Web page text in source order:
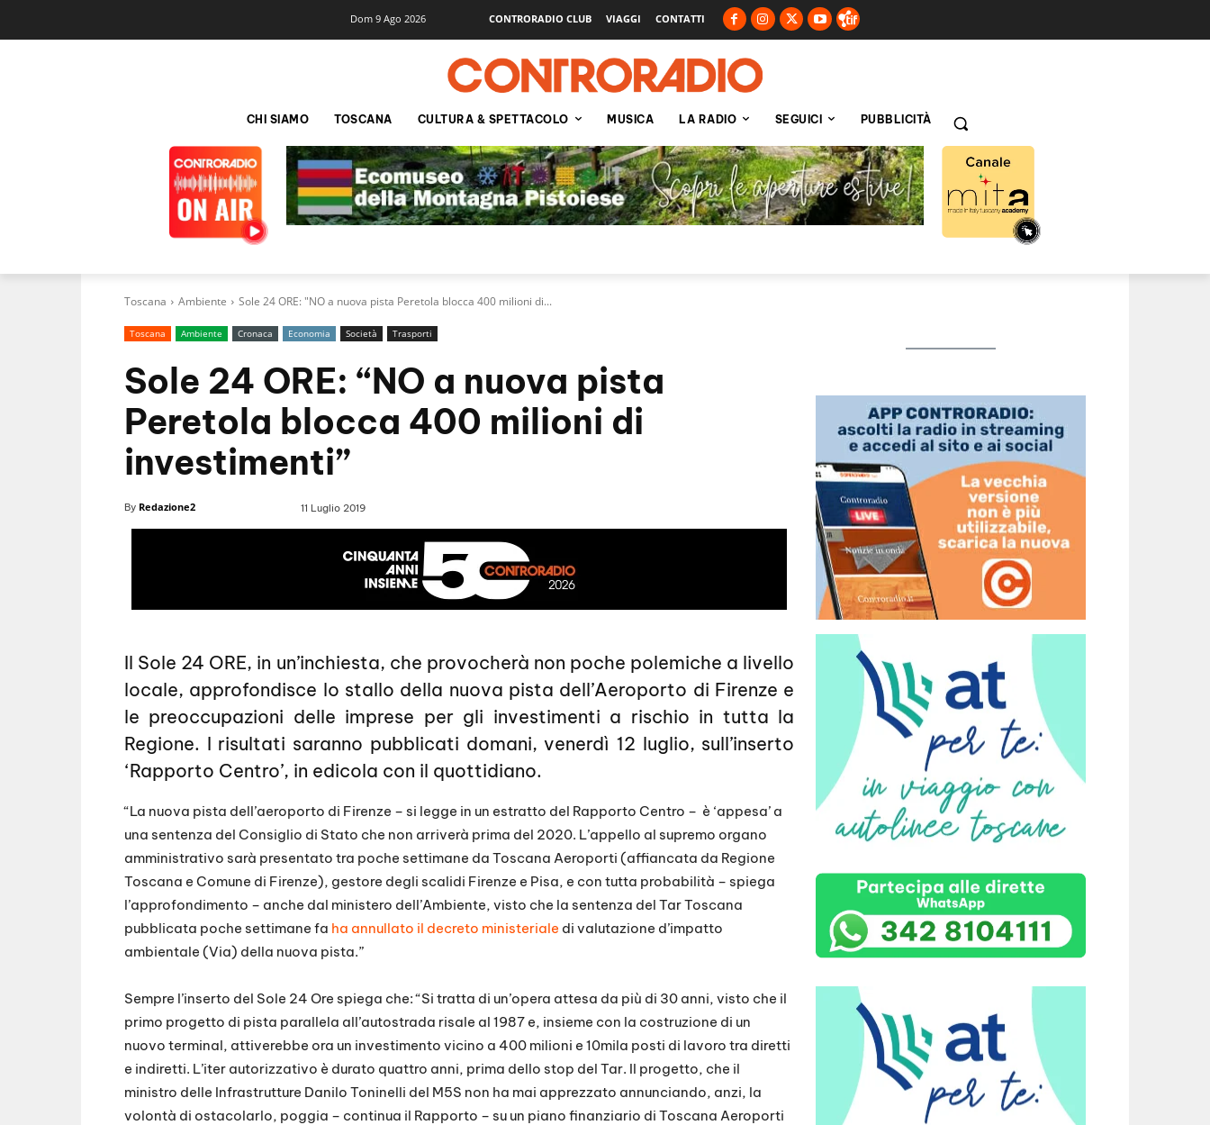
Dom 9 Ago 2026 CONTRORADIO CLUB VIAGGI CONTATTI
CHI SIAMO TOSCANA CULTURA & SPETTACOLO MUSICA LA RADIO SEGUICI PUBBLICITÀ
Toscana Ambiente Sole 24 ORE: "NO a nuova pista Peretola blocca 400 milioni di...
Toscana Ambiente Cronaca Economia Società Trasporti
Sole 24 ORE: “NO a nuova pista
Peretola blocca 400 milioni di
investimenti”
By Redazione2 11 Luglio 2019
Il Sole 24 ORE, in un’inchiesta, che provocherà non poche polemiche a livello
locale, approfondisce lo stallo della nuova pista dell’Aeroporto di Firenze e
le preoccupazioni delle imprese per gli investimenti a rischio in tutta la
Regione. I risultati saranno pubblicati domani, venerdì 12 luglio, sull’inserto
‘Rapporto Centro’, in edicola con il quottidiano.
“La nuova pista dell’aeroporto di Firenze – si legge in un estratto del Rapporto Centro – è ‘appesa’ a
una sentenza del Consiglio di Stato che non arriverà prima del 2020. L’appello al supremo organo
amministrativo sarà presentato tra poche settimane da Toscana Aeroporti (affiancata da Regione
Toscana e Comune di Firenze), gestore degli scalidi Firenze e Pisa, e con tutta probabilità – spiega
l’approfondimento – anche dal ministero dell’Ambiente, visto che la sentenza del Tar Toscana
pubblicata poche settimane fa ha annullato il decreto ministeriale di valutazione d’impatto
ambientale (Via) della nuova pista.”
Sempre l’inserto del Sole 24 Ore spiega che: “Si tratta di un’opera attesa da più di 30 anni, visto che il
primo progetto di pista parallela all’autostrada risale al 1987 e, insieme con la costruzione di un
nuovo terminal, attiverebbe ora un investimento vicino a 400 milioni e 10mila posti di lavoro tra diretti
e indiretti. L’iter autorizzativo è durato quattro anni, prima dello stop del Tar. Il progetto, che il
ministro delle Infrastrutture Danilo Toninelli del M5S non ha mai apprezzato annunciando, anzi, la
volontà di ostacolarlo, poggia – continua il Rapporto – su un piano finanziario di Toscana Aeroporti